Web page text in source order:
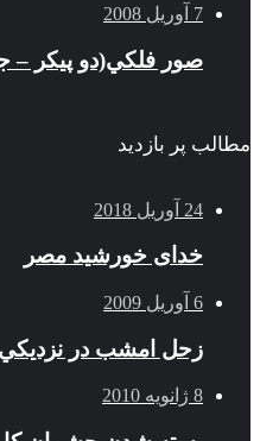
7 آوریل 2008
صور فلكي(دو پیکر –
مطالب پر بازدید
24 آوریل 2018
خدای خورشید مصر
6 آوریل 2009
زحل امشب در
8 ژانویه 2010